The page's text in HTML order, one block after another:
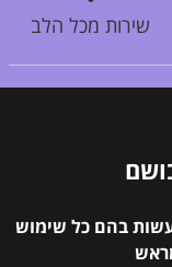
שירות מכל הלב
בהם כל שימוש